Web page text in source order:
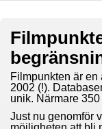
Filmpunkten är en
2002 (!).
unik. Närmare
Just nu genomför